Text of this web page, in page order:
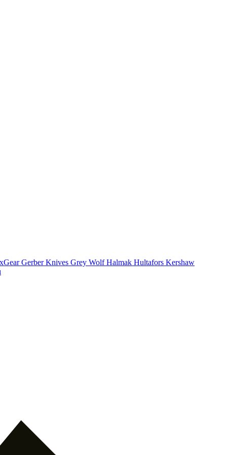
Gerber Knives Grey WolfHalmak Hultafors Kershaw